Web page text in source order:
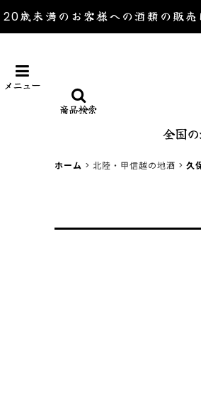
20歳未満のお客様への酒類の販売
メニュー
全国
商品検索
ホーム > 北陸・甲信越の地酒 > 久